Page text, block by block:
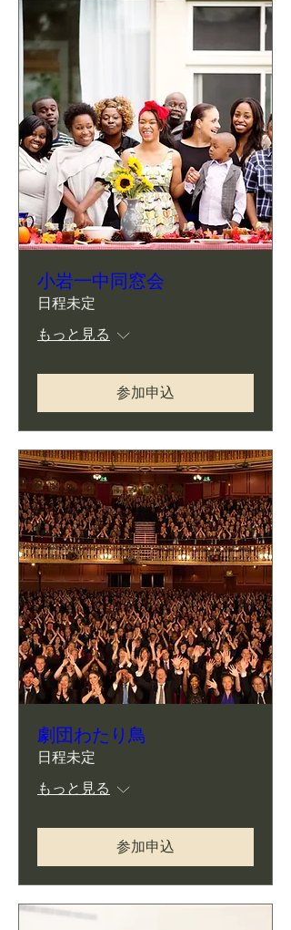
小岩一中同窓会
日程未定
もっと見る
参加申込
劇団わたり鳥
日程未定
もっと見る
参加申込